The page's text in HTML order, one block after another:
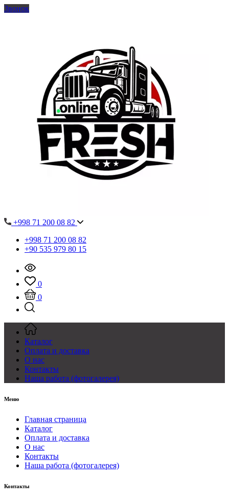
Звонок
+998 71 200 08 82
+998 71 200 08 82
+90 535 979 80 15
0
0
Каталог
Оплата и доставка
О нас
Контакты
Наша работа (фотогалерея)
Меню
Главная страница
Каталог
Оплата и доставка
О нас
Контакты
Наша работа (фотогалерея)
Контакты